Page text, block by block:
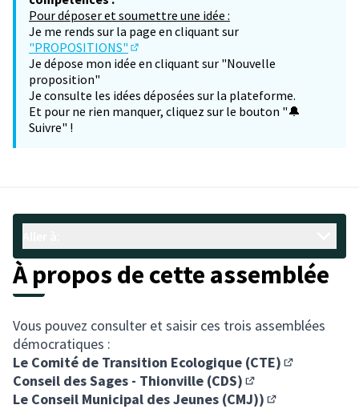
Pour déposer et soumettre une idée :
Je me rends sur la page en cliquant sur
"PROPOSITIONS"
(S'ouvre dans un nouvel onglet)
Je dépose mon idée en cliquant sur "Nouvelle
proposition"
Je consulte les idées déposées sur la plateforme.
Et pour ne rien manquer, cliquez sur le bouton "🔔
Suivre" !
À propos de cette assemblée
Vous pouvez consulter et saisir ces trois assemblées
démocratiques :
Le Comité de Transition Ecologique (CTE)
Conseil des Sages - Thionville (CDS)
(S'ouvre dans un
Le Conseil Municipal des Jeunes (CMJ))